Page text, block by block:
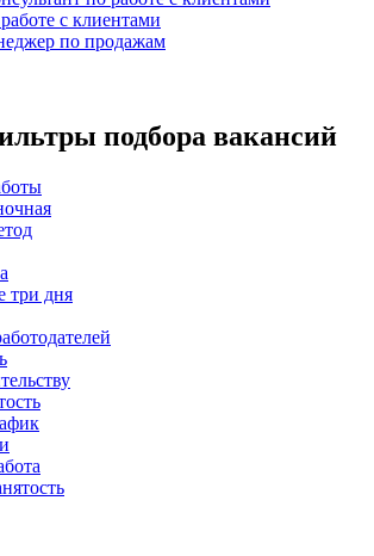
с клиентами
по продажам
подбора вакансий
три дня